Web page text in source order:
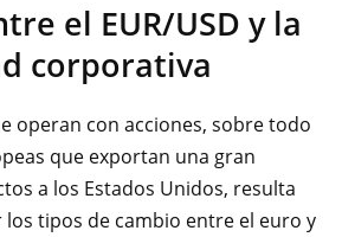
el EUR/USD y la
corporativa
operan con acciones, sobre todo
que exportan una gran
a los Estados Unidos, resulta
tipos de cambio entre el euro y